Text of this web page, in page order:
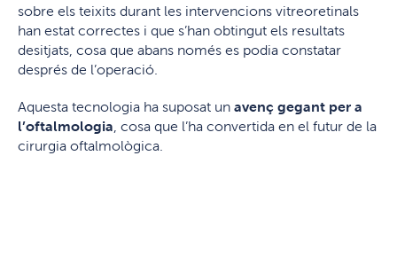
sobre els teixits durant les intervencions vitreoretinals
han estat correctes i que s’han obtingut els resultats
desitjats, cosa que abans només es podia constatar
després de l’operació.
Aquesta tecnologia ha suposat un avenç gegant per a
l’oftalmologia , cosa que l’ha convertida en el futur de la
cirurgia oftalmològica.